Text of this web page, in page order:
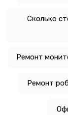
Сколько
Ремонт
Ремонт